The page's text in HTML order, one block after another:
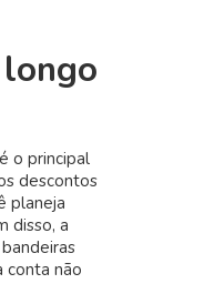
o principal
descontos
planeja
disso, a
conta não